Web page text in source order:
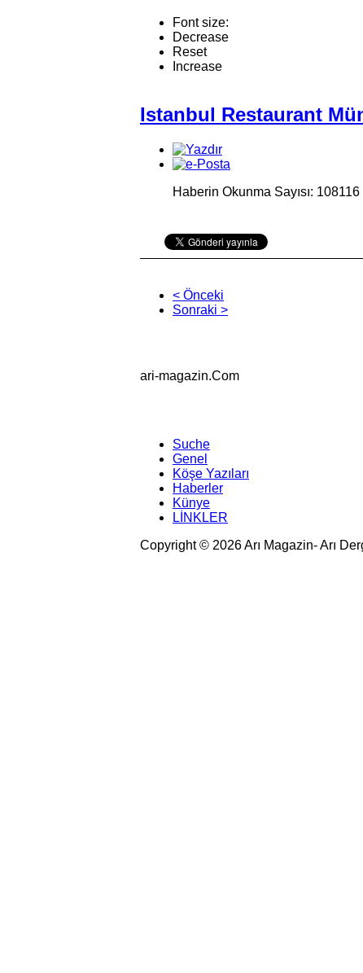
Font size:
Decrease
Reset
Increase
Istanbul Restaurant
Haberin Okunma Sayısı: 108116
< Önceki
Sonraki >
ari-magazin.Com
Suche
Genel
Köşe Yazıları
Haberler
Künye
LİNKLER
Copyright © 2026 Arı Magazin- Arı